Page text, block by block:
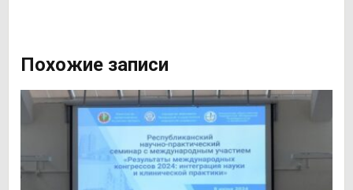
Похожие записи